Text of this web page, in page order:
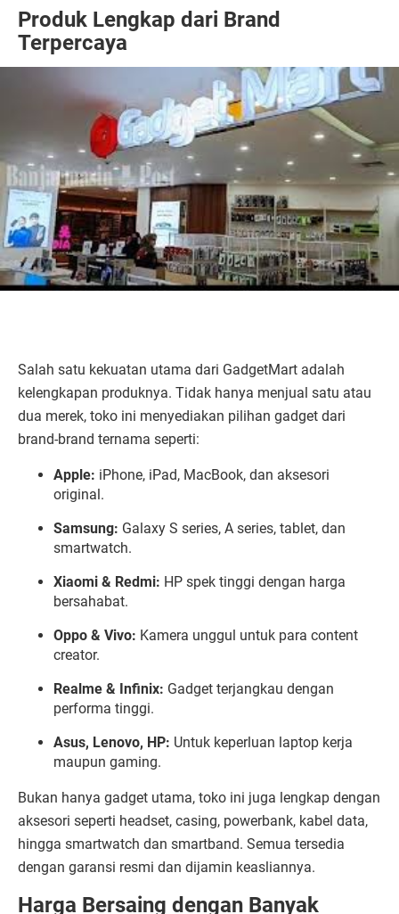
Produk Lengkap dari Brand
Terpercaya
Salah satu kekuatan utama dari GadgetMart adalah
kelengkapan produknya. Tidak hanya menjual satu atau
dua merek, toko ini menyediakan pilihan gadget dari
brand-brand ternama seperti:
Apple: iPhone, iPad, MacBook, dan aksesori
original.
Samsung: Galaxy S series, A series, tablet, dan
smartwatch.
Xiaomi & Redmi: HP spek tinggi dengan harga
bersahabat.
Oppo & Vivo: Kamera unggul untuk para content
creator.
Realme & Infinix: Gadget terjangkau dengan
performa tinggi.
Asus, Lenovo, HP: Untuk keperluan laptop kerja
maupun gaming.
Bukan hanya gadget utama, toko ini juga lengkap dengan
aksesori seperti headset, casing, powerbank, kabel data,
hingga smartwatch dan smartband. Semua tersedia
dengan garansi resmi dan dijamin keasliannya.
Harga Bersaing dengan Banyak